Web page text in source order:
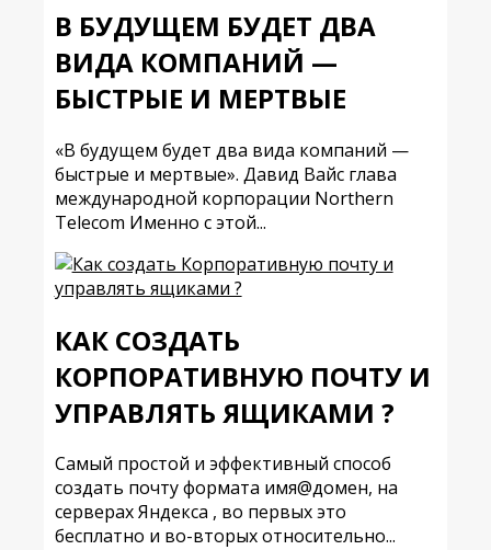
В БУДУЩЕМ БУДЕТ ДВА
ВИДА КОМПАНИЙ —
БЫСТРЫЕ И МЕРТВЫЕ
«В будущем будет два вида компаний —
быстрые и мертвые». Давид Вайс глава
международной корпорации Northern
Telecom Именно с этой...
КАК СОЗДАТЬ
КОРПОРАТИВНУЮ ПОЧТУ И
УПРАВЛЯТЬ ЯЩИКАМИ ?
Самый простой и эффективный способ
создать почту формата имя@домен, на
серверах Яндекса , во первых это
бесплатно и во-вторых относительно...